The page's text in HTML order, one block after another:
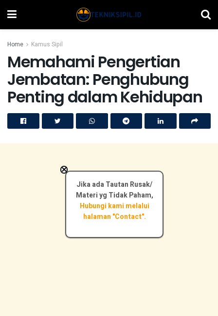
Home Kamus Sipil
Memahami Pengertian
Jembatan: Penghubung
Penting dalam Kehidupan
Jika ada Tautan Rusak/
Materi yg Tidak Paham,
Hubungi kami melalui
halaman "Contact".
×